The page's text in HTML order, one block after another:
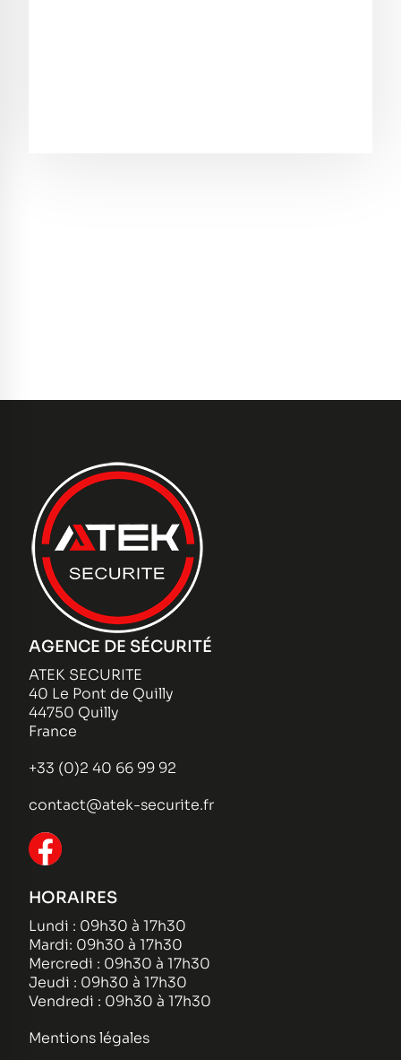
AGENCE DE SÉCURITÉ
ATEK SECURITE
40 Le Pont de Quilly
44750 Quilly
France
+33 (0)2 40 66 99 92
contact@atek-securite.fr
HORAIRES
Lundi : 09h30 à 17h30
Mardi: 09h30 à 17h30
Mercredi : 09h30 à 17h30
Jeudi : 09h30 à 17h30
Vendredi : 09h30 à 17h30
Mentions légales